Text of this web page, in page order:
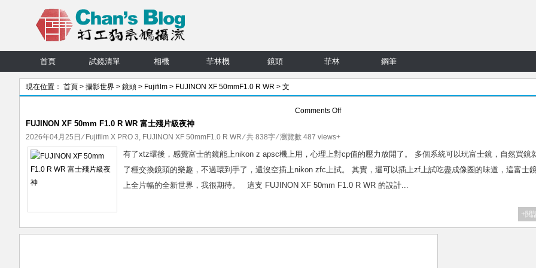
首頁 試鏡清單 相機 菲林機 鏡頭 菲林 鋼筆
現在位置： 首頁 > 攝影世界 > 鏡頭 > Fujifilm > FUJINON XF 50mmF1.0 R WR > 文
Comments Offon
50mm
R
WR
殘
FUJINON XF 50mm F1.0 R WR 富士殘片級夜神
2026年04月25日 ⁄ Fujifilm X PRO 3, FUJINON XF 50mmF1.0 R WR⁄ 共 838字 ⁄ 瀏覽數 487 views+
有了xtz環後，感覺富士的鏡能上nikon z apsc機上用，心理上對cp值的壓力放開了。 多個系統可以玩富士鏡，自然買鏡
了種交換鏡頭的樂趣，不過環到手了，還沒空插上nikon zfc上試。 其實，還可以插上zf上試吃盡成像圈的味道，這富士
上全片幅的全新世界，我很期待。 這支 FUJINON XF 50mm F1.0 R WR 的設計...
+閱